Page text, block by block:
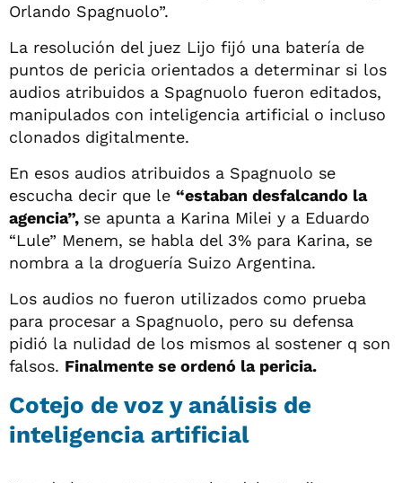
Orlando Spagnuolo”.
La resolución del juez Lijo fijó una batería de
puntos de pericia orientados a determinar si los
audios atribuidos a Spagnuolo fueron editados,
manipulados con inteligencia artificial o incluso
clonados digitalmente.
En esos audios atribuidos a Spagnuolo se
escucha decir que le “estaban desfalcando la
agencia”, se apunta a Karina Milei y a Eduardo
“Lule” Menem, se habla del 3% para Karina, se
nombra a la droguería Suizo Argentina.
Los audios no fueron utilizados como prueba
para procesar a Spagnuolo, pero su defensa
pidió la nulidad de los mismos al sostener q son
falsos. Finalmente se ordenó la pericia.
Cotejo de voz y análisis de
inteligencia artificial